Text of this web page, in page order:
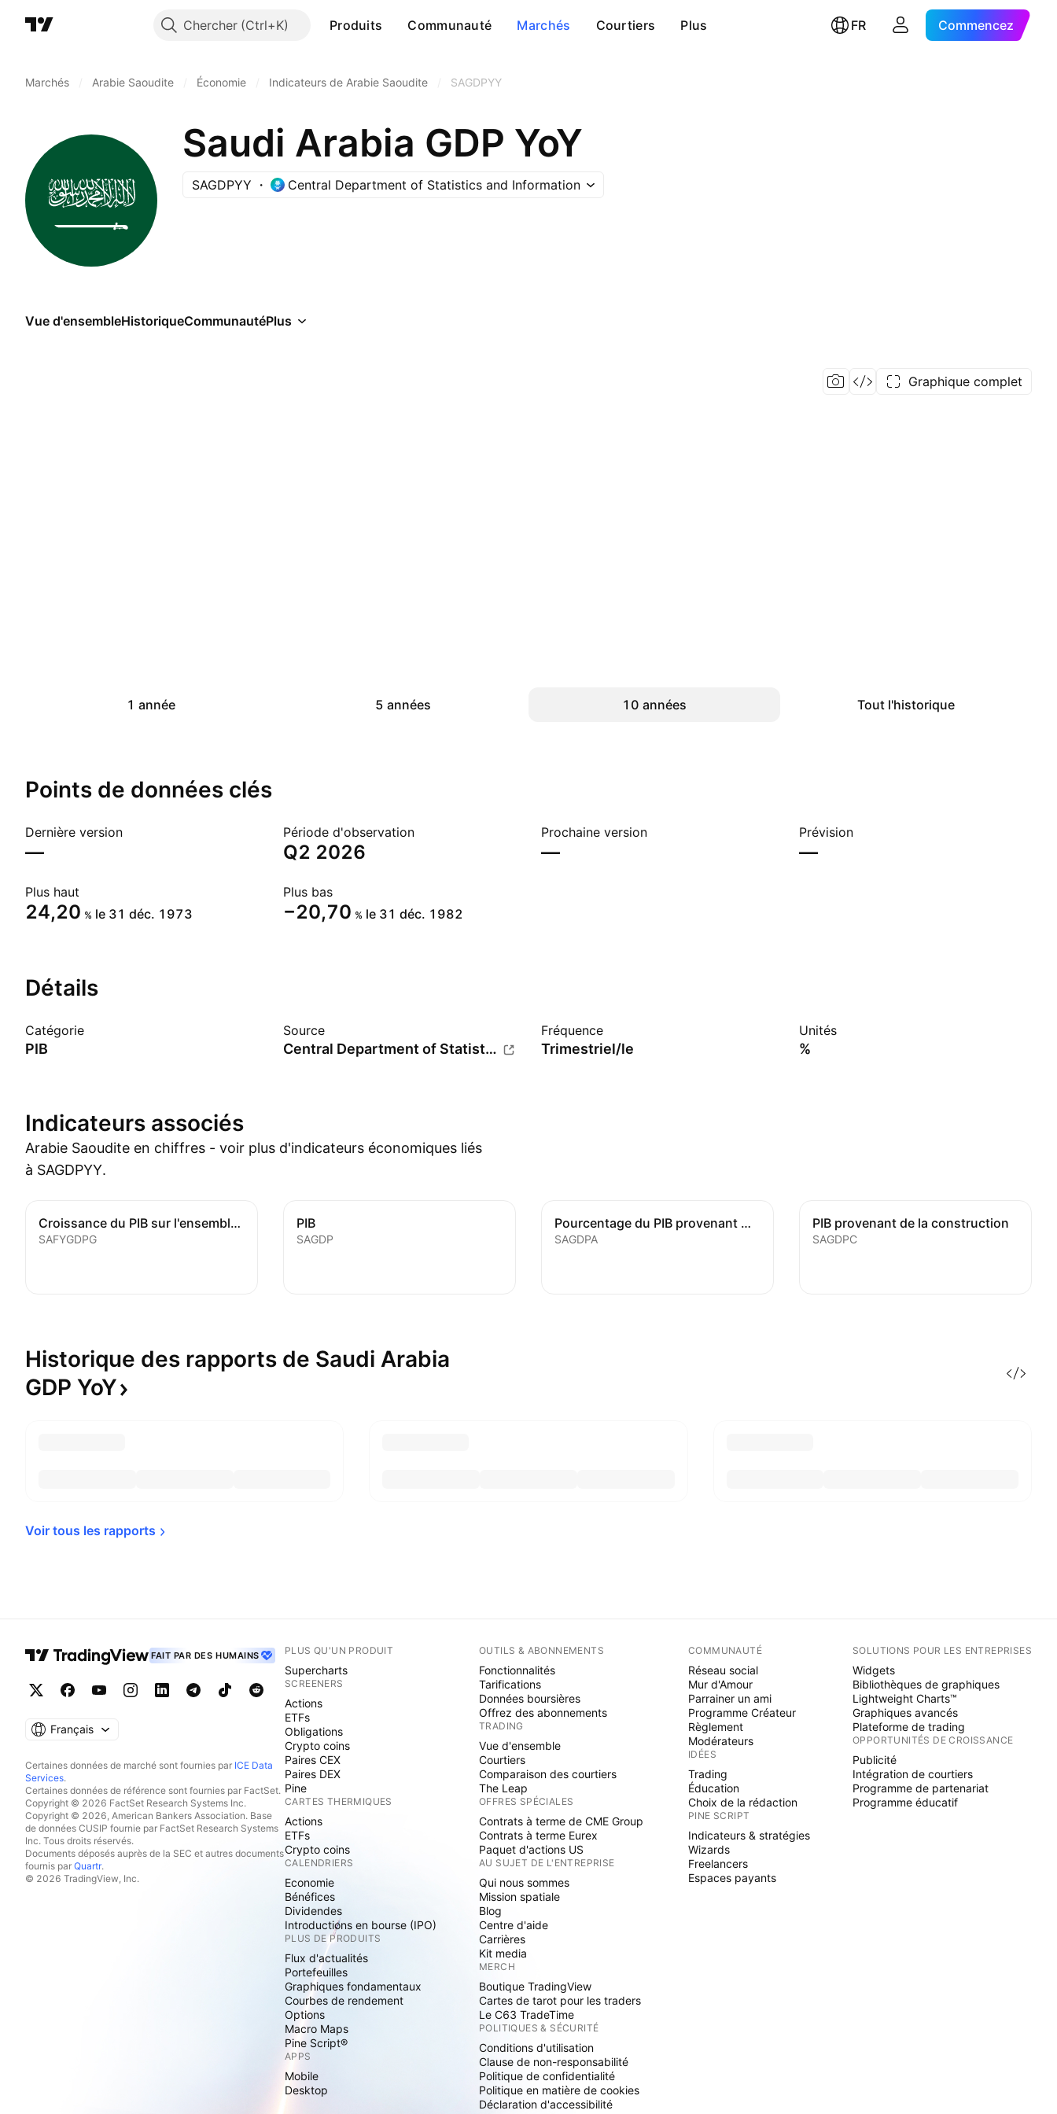
Chercher Produits Communauté Marchés Courtiers Plus FR Commencez
Marchés Arabie Saoudite Économie Indicateurs de Arabie Saoudite SAGDPYY
Saudi Arabia GDP YoY
SAGDPYY Central Department of Statistics and Information
Vue d'ensembleHistoriqueCommunautéPlus
Graphique complet
1 année 5 années 10 années Tout l'historique
Points de données clés
Dernière version
—
Période d'observation
Q2 2026
Prochaine version
—
Prévision
—
Plus haut
24,20 % le 31 déc. 1973
Plus bas
−20,70 % le 31 déc. 1982
Détails
Catégorie
PIB
Source
Central Department of Statistics and Information
Fréquence
Trimestriel/le
Unités
%
Indicateurs associés
Arabie Saoudite en chiffres - voir plus d'indicateurs économiques liés
à SAGDPYY.
Croissance du PIB sur l'ensemble de l'année
SAFYGDPG
PIB
SAGDP
Pourcentage du PIB provenant de l'agriculture
SAGDPA
PIB provenant de la construction
SAGDPC
Historique des rapports de Saudi Arabia
GDP YoY
Voir tous les rapports
FAIT PAR DES HUMAINS
Français
Certaines données de marché sont fournies par ICE Data
Services.
Certaines données de référence sont fournies par FactSet.
Copyright © 2026 FactSet Research Systems Inc.
Copyright © 2026, American Bankers Association. Base
de données CUSIP fournie par FactSet Research Systems
Inc. Tous droits réservés.
Documents déposés auprès de la SEC et autres documents
fournis par Quartr.
© 2026 TradingView, Inc.
PLUS QU'UN PRODUIT
Supercharts
SCREENERS
Actions
ETFs
Obligations
Crypto coins
Paires CEX
Paires DEX
Pine
CARTES THERMIQUES
Actions
ETFs
Crypto coins
CALENDRIERS
Economie
Bénéfices
Dividendes
Introductions en bourse (IPO)
PLUS DE PRODUITS
Flux d'actualités
Portefeuilles
Graphiques fondamentaux
Courbes de rendement
Options
Macro Maps
Pine Script®
APPS
Mobile
Desktop
OUTILS & ABONNEMENTS
Fonctionnalités
Tarifications
Données boursières
Offrez des abonnements
TRADING
Vue d'ensemble
Courtiers
Comparaison des courtiers
The Leap
OFFRES SPÉCIALES
Contrats à terme de CME Group
Contrats à terme Eurex
Paquet d'actions US
AU SUJET DE L'ENTREPRISE
Qui nous sommes
Mission spatiale
Blog
Centre d'aide
Carrières
Kit media
MERCH
Boutique TradingView
Cartes de tarot pour les traders
Le C63 TradeTime
POLITIQUES & SÉCURITÉ
Conditions d'utilisation
Clause de non-responsabilité
Politique de confidentialité
Politique en matière de cookies
Déclaration d'accessibilité
COMMUNAUTÉ
Réseau social
Mur d'Amour
Parrainer un ami
Programme Créateur
Règlement
Modérateurs
IDÉES
Trading
Éducation
Choix de la rédaction
PINE SCRIPT
Indicateurs & stratégies
Wizards
Freelancers
Espaces payants
SOLUTIONS POUR LES ENTREPRISES
Widgets
Bibliothèques de graphiques
Lightweight Charts™
Graphiques avancés
Plateforme de trading
OPPORTUNITÉS DE CROISSANCE
Publicité
Intégration de courtiers
Programme de partenariat
Programme éducatif